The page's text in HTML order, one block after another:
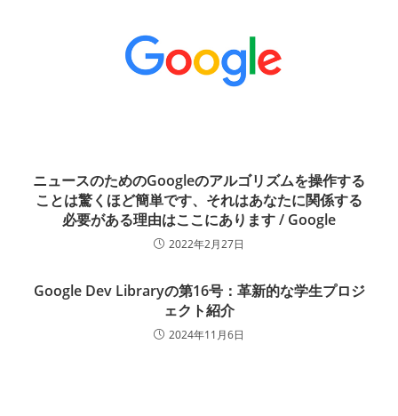
ニュースのためのGoogleのアルゴリズムを操作する
ことは驚くほど簡単です、それはあなたに関係する
必要がある理由はここにあります / Google
2022年2月27日
Google Dev Libraryの第16号：革新的な学生プロジ
ェクト紹介
2024年11月6日